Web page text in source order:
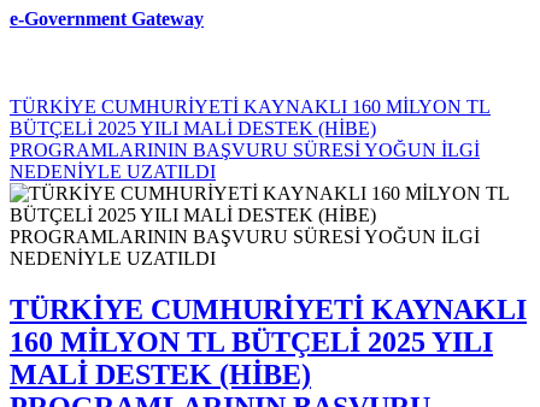
e-Government Gateway
TÜRKİYE CUMHURİYETİ KAYNAKLI 160 MİLYON TL
BÜTÇELİ 2025 YILI MALİ DESTEK (HİBE)
PROGRAMLARININ BAŞVURU SÜRESİ YOĞUN İLGİ
NEDENİYLE UZATILDI
TÜRKİYE CUMHURİYETİ KAYNAKLI
160 MİLYON TL BÜTÇELİ 2025 YILI
MALİ DESTEK (HİBE)